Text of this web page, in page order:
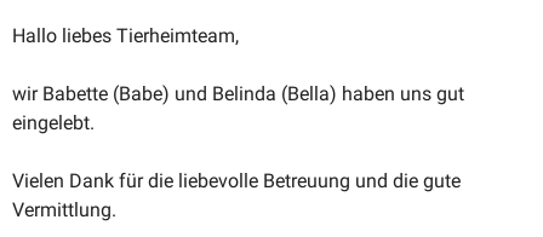
Hallo liebes Tierheimteam,
wir Babette (Babe) und Belinda (Bella) haben uns gut
eingelebt.
Vielen Dank für die liebe­volle Betreuung und die gute
Vermittlung.